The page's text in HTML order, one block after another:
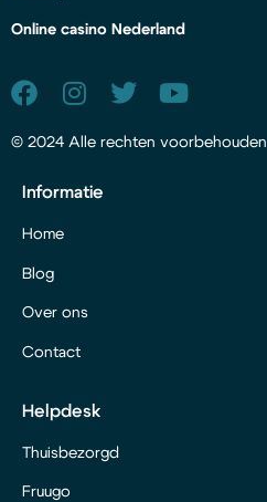
Online casino Nederland
© 2024 Alle rechten voorbehouden
Informatie
Home
Blog
Over ons
Contact
Helpdesk
Thuisbezorgd
Fruugo